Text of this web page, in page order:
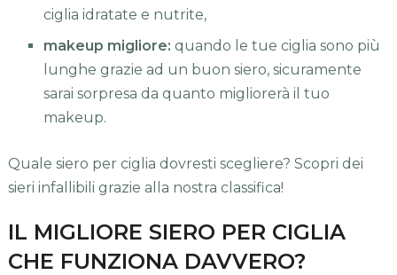
ciglia idratate e nutrite,
makeup migliore: quando le tue ciglia sono più
lunghe grazie ad un buon siero, sicuramente
sarai sorpresa da quanto migliorerà il tuo
makeup.
Quale siero per ciglia dovresti scegliere? Scopri dei
sieri infallibili grazie alla nostra classifica!
IL MIGLIORE SIERO PER CIGLIA
CHE FUNZIONA DAVVERO?